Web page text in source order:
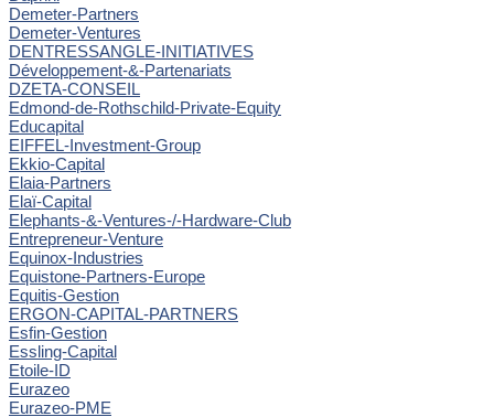
Demeter-Partners
Demeter-Ventures
DENTRESSANGLE-INITIATIVES
Développement-&-Partenariats
DZETA-CONSEIL
Edmond-de-Rothschild-Private-Equity
Educapital
EIFFEL-Investment-Group
Ekkio-Capital
Elaia-Partners
Elaï-Capital
Elephants-&-Ventures-/-Hardware-Club
Entrepreneur-Venture
Equinox-Industries
Equistone-Partners-Europe
Equitis-Gestion
ERGON-CAPITAL-PARTNERS
Esfin-Gestion
Essling-Capital
Etoile-ID
Eurazeo
Eurazeo-PME